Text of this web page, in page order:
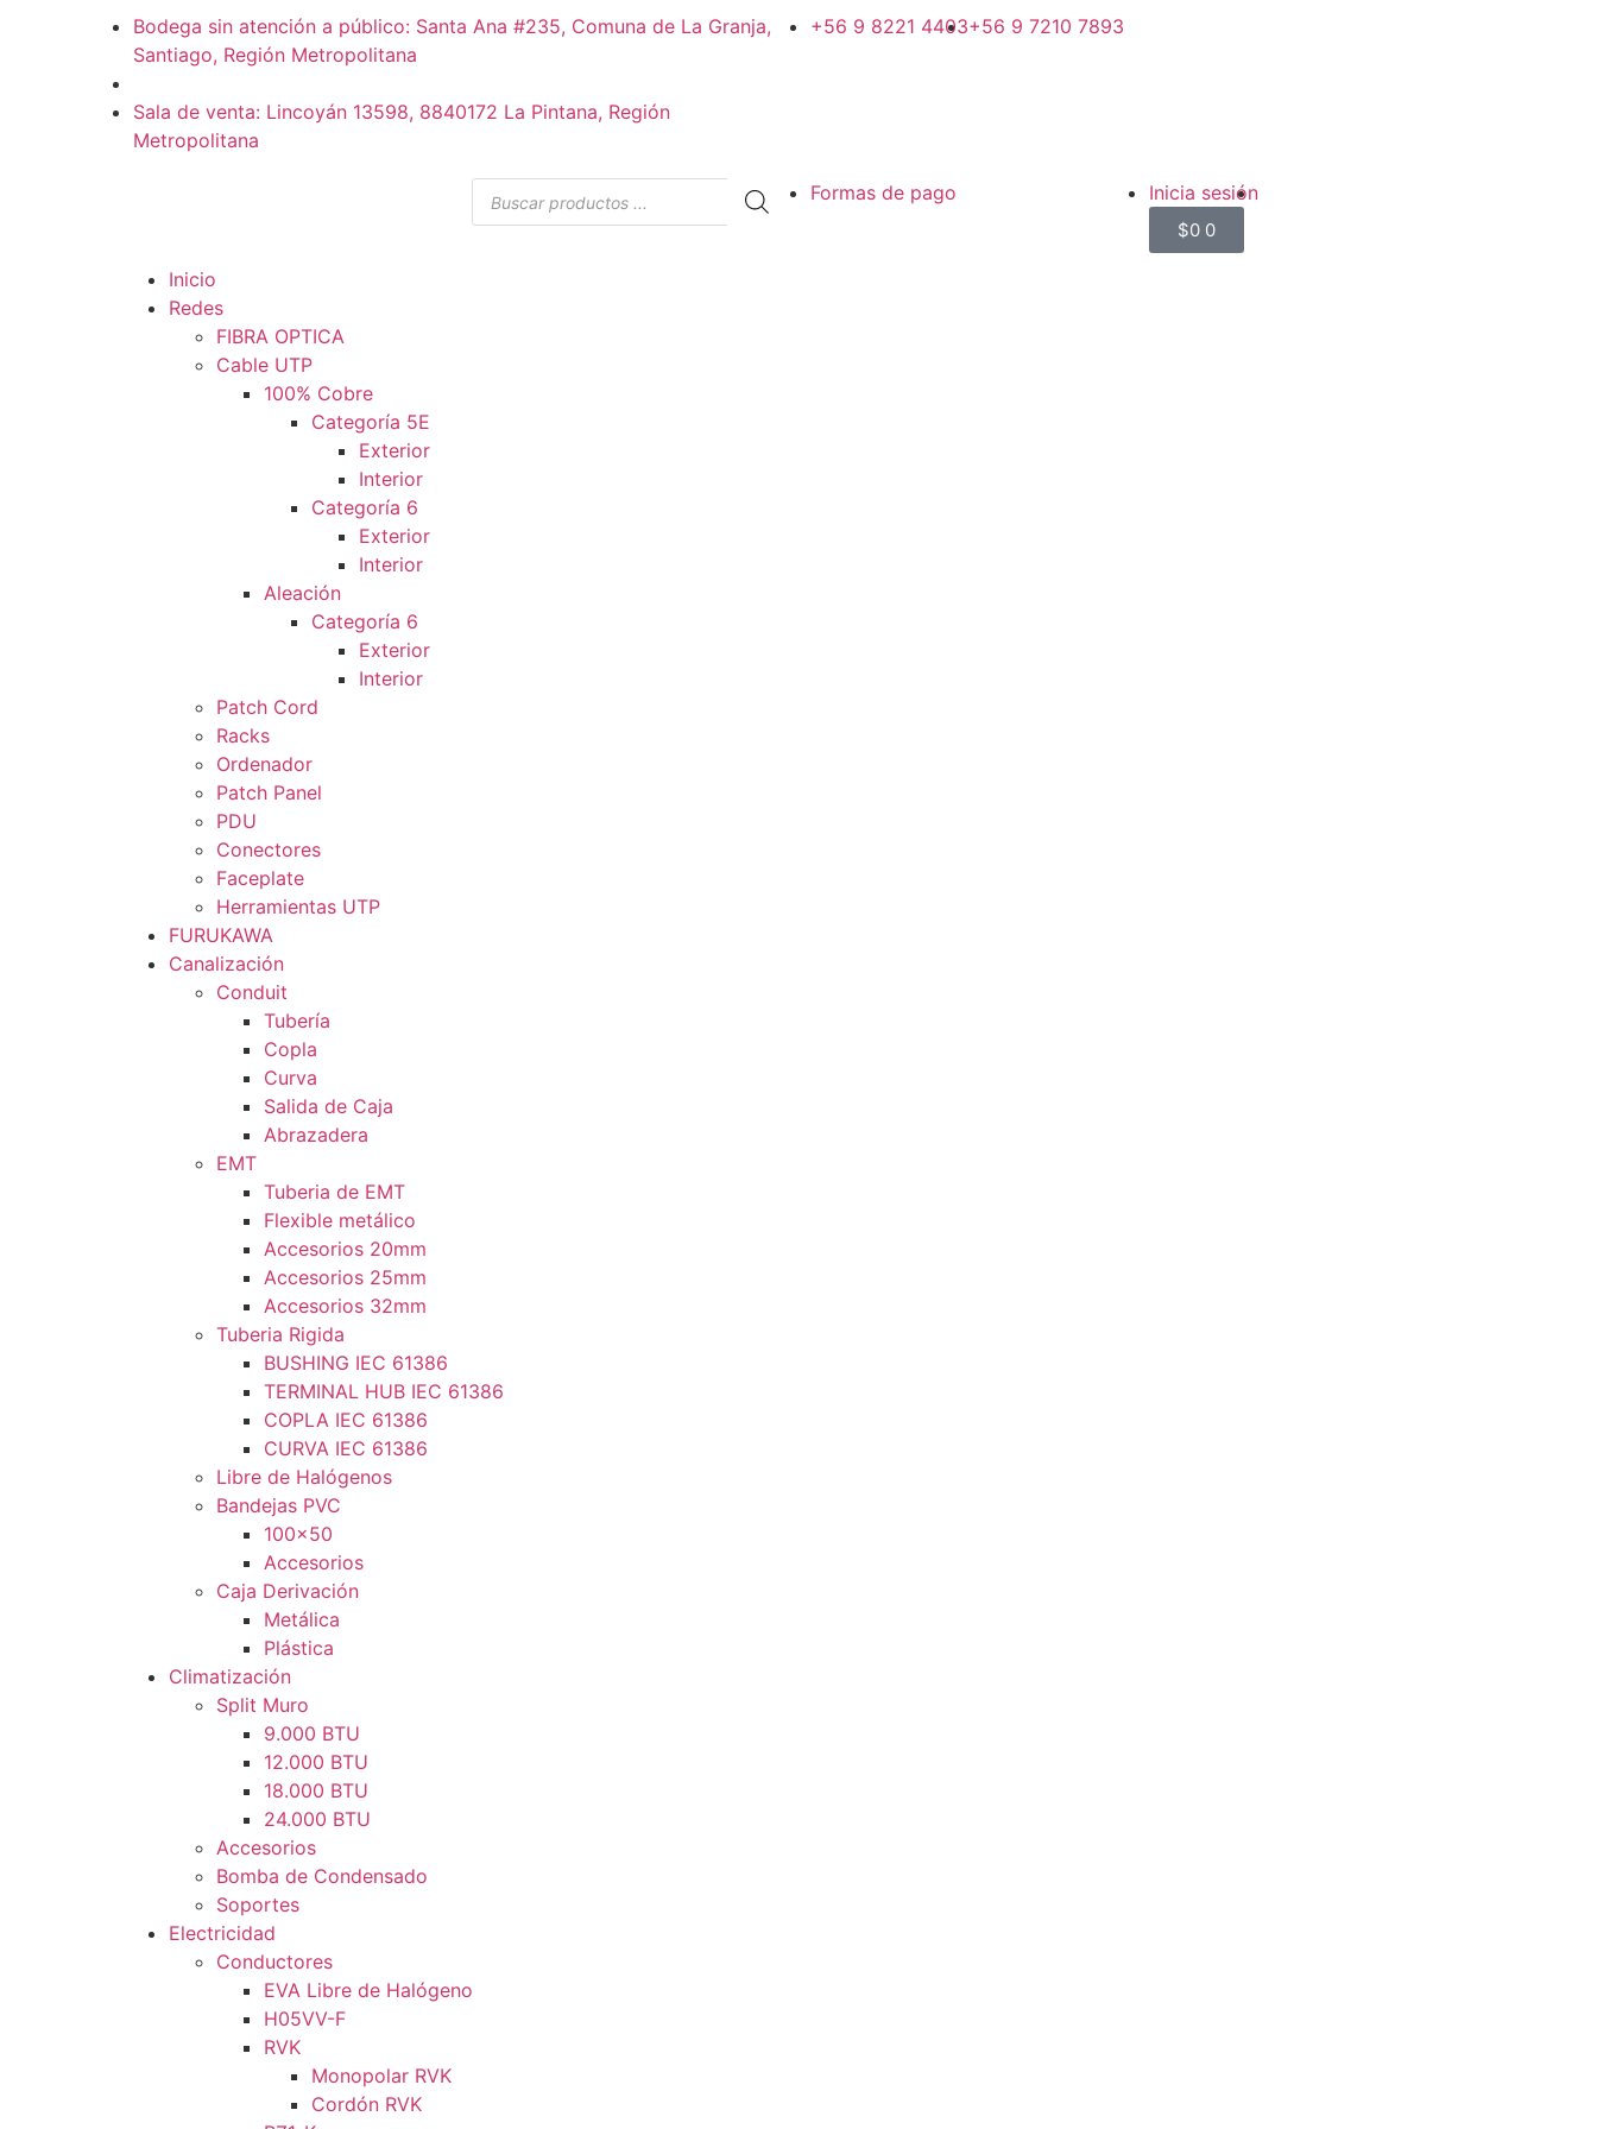
Bodega sin atención a público: Santa Ana #235, Comuna de La Granja,
Santiago, Región Metropolitana
Sala de venta: Lincoyán 13598, 8840172 La Pintana, Región
Metropolitana
+56 9 8221 4403+56 9 7210 7893
Formas de pago Inicia sesión
$0 0
Inicio
Redes
FIBRA OPTICA
Cable UTP
100% Cobre
Categoría 5E
Exterior
Interior
Categoría 6
Exterior
Interior
Aleación
Categoría 6
Exterior
Interior
Patch Cord
Racks
Ordenador
Patch Panel
PDU
Conectores
Faceplate
Herramientas UTP
FURUKAWA
Canalización
Conduit
Tubería
Copla
Curva
Salida de Caja
Abrazadera
EMT
Tuberia de EMT
Flexible metálico
Accesorios 20mm
Accesorios 25mm
Accesorios 32mm
Tuberia Rigida
BUSHING IEC 61386
TERMINAL HUB IEC 61386
COPLA IEC 61386
CURVA IEC 61386
Libre de Halógenos
Bandejas PVC
100×50
Accesorios
Caja Derivación
Metálica
Plástica
Climatización
Split Muro
9.000 BTU
12.000 BTU
18.000 BTU
24.000 BTU
Accesorios
Bomba de Condensado
Soportes
Electricidad
Conductores
EVA Libre de Halógeno
H05VV-F
RVK
Monopolar RVK
Cordón RVK